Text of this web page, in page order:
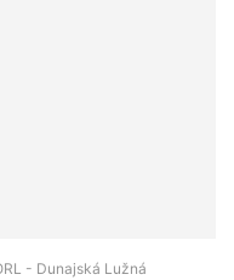
- Dunajská Lužná